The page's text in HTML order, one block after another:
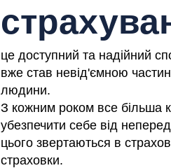
це доступний та надійний
вже став невід'ємною
людини.
З кожним роком все більша
убезпечити себе від
цього звертаються в
страховки.